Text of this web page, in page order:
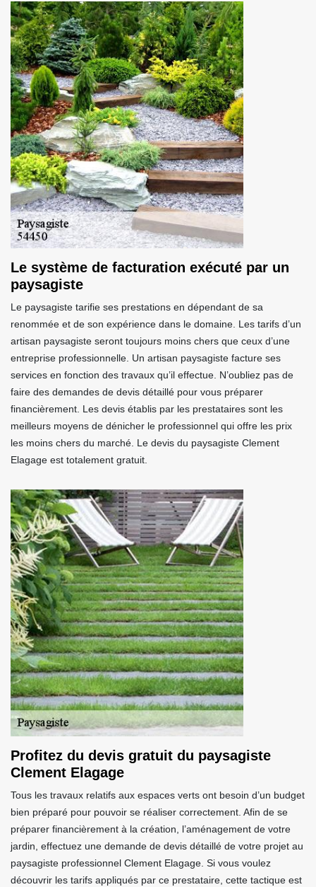
Le système de facturation exécuté par un
paysagiste
Le paysagiste tarifie ses prestations en dépendant de sa
renommée et de son expérience dans le domaine. Les tarifs d’un
artisan paysagiste seront toujours moins chers que ceux d’une
entreprise professionnelle. Un artisan paysagiste facture ses
services en fonction des travaux qu’il effectue. N’oubliez pas de
faire des demandes de devis détaillé pour vous préparer
financièrement. Les devis établis par les prestataires sont les
meilleurs moyens de dénicher le professionnel qui offre les prix
les moins chers du marché. Le devis du paysagiste Clement
Elagage est totalement gratuit.
Profitez du devis gratuit du paysagiste
Clement Elagage
Tous les travaux relatifs aux espaces verts ont besoin d’un budget
bien préparé pour pouvoir se réaliser correctement. Afin de se
préparer financièrement à la création, l’aménagement de votre
jardin, effectuez une demande de devis détaillé de votre projet au
paysagiste professionnel Clement Elagage. Si vous voulez
découvrir les tarifs appliqués par ce prestataire, cette tactique est